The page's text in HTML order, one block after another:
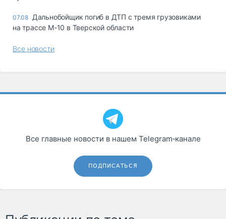
07.08 Дальнобойщик погиб в ДТП с тремя грузовиками
на трассе М-10 в Тверской области
Все новости
Все главные новости в нашем Telegram‑канале
ПОДПИСАТЬСЯ